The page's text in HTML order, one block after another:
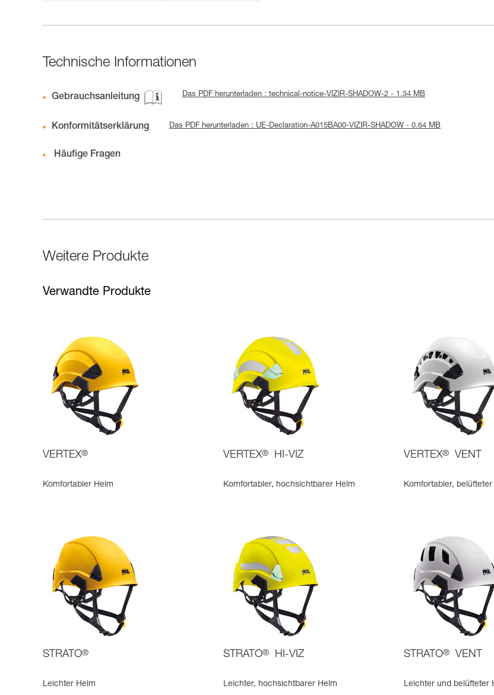
Technische Informationen
Gebrauchsanleitung Das PDF herunterladen : technical-notice-VIZIR-SHADOW-2 - 1.34 MB
Konformitätserklärung Das PDF herunterladen : UE-Declaration-A015BA00-VIZIR-SHADOW - 0.64 MB
Häufige Fragen
Weitere Produkte
Verwandte Produkte
VERTEX®
Komfortabler Helm
VERTEX® HI-VIZ
Komfortabler, hochsichtbarer Helm
VERTEX® VENT
Komfortabler, belüfteter
STRATO®
Leichter Helm
STRATO® HI-VIZ
Leichter, hochsichtbarer Helm
STRATO® VENT
Leichter und belüfteter